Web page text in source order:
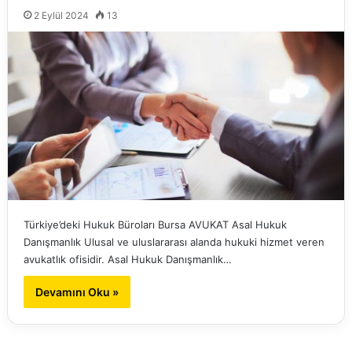
2 Eylül 2024 13
Türkiye’deki Hukuk Büroları Bursa AVUKAT Asal Hukuk
Danışmanlık Ulusal ve uluslararası alanda hukuki hizmet veren
avukatlık ofisidir. Asal Hukuk Danışmanlık…
Devamını Oku »